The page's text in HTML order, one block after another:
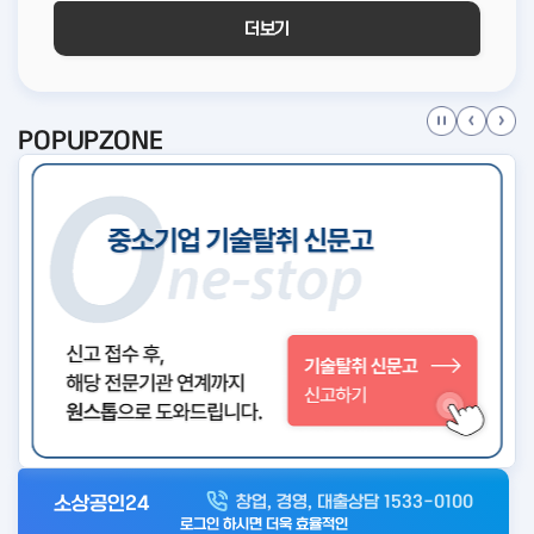
더보기
POPUPZONE
아
소상공인24 창업, 경영, 대출상담 1533-0100
로그인 하시면 더욱 효율적인